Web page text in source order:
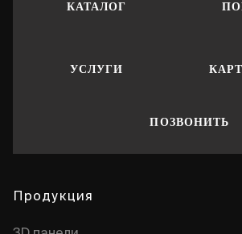
КАТАЛОГ
УСЛУГИ
ПОЗВОНИТЬ
Продукция